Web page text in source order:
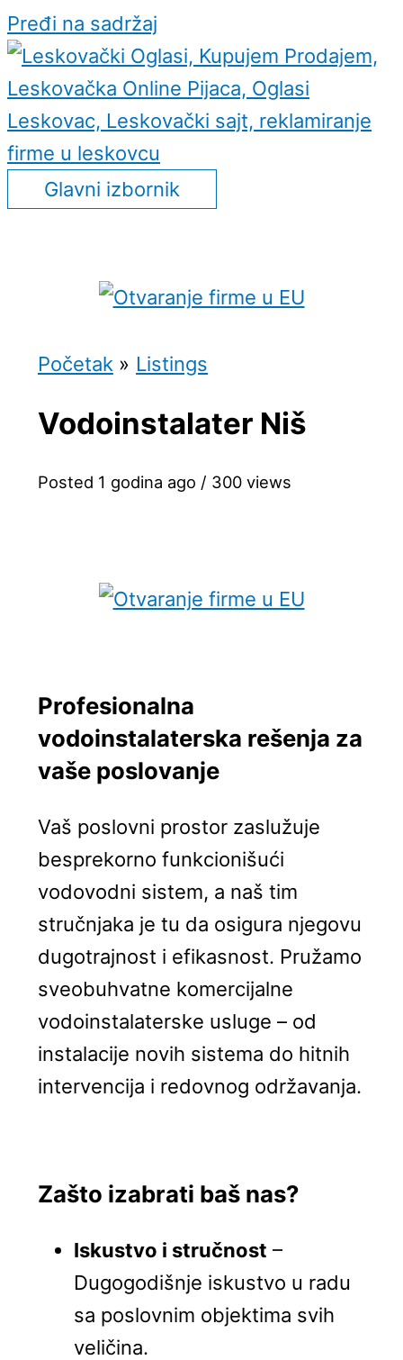
Pređi na sadržaj
Glavni izbornik
Početak Listings
Vodoinstalater Niš
Posted 1 godina ago / 300 views
Profesionalna
vodoinstalaterska rešenja za
vaše poslovanje
Vaš poslovni prostor zaslužuje
besprekorno funkcionišući
vodovodni sistem, a naš tim
stručnjaka je tu da osigura njegovu
dugotrajnost i efikasnost. Pružamo
sveobuhvatne komercijalne
vodoinstalaterske usluge – od
instalacije novih sistema do hitnih
intervencija i redovnog održavanja.
Zašto izabrati baš nas?
Iskustvo i stručnost –
Dugogodišnje iskustvo u radu
sa poslovnim objektima svih
veličina.